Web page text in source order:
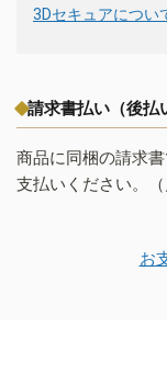
3Dセキュアについ
請求書払い（後払
商品に同梱の請求
支払いください。
お